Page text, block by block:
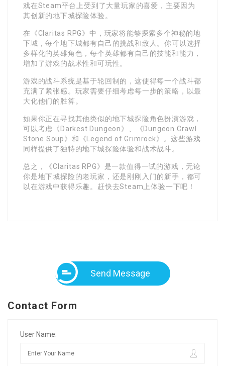
戏在Steam平台上受到了大量玩家的喜爱，主要因为
其创新的地下城探险体验。
在《Claritas RPG》中，玩家将能够探索多个神秘的地
下城，每个地下城都有自己的挑战和敌人。你可以选择
多样化的英雄角色，每个英雄都有自己的技能和能力，
增加了游戏的战术性和可玩性。
游戏的战斗系统是基于轮回制的，这使得每一个战斗都
充满了紧张感。玩家需要仔细考虑每一步的策略，以最
大化他们的胜算。
如果你正在寻找其他类似的地下城探险角色扮演游戏，
可以考虑《Darkest Dungeon》、《Dungeon Crawl
Stone Soup》和《Legend of Grimrock》。这些游戏
同样提供了独特的地下城探险体验和战术战斗。
总之，《Claritas RPG》是一款值得一试的游戏，无论
你是地下城探险的老玩家，还是刚刚入门的新手，都可
以在游戏中获得乐趣。赶快去Steam上体验一下吧！
Send Message
Contact Form
User Name: